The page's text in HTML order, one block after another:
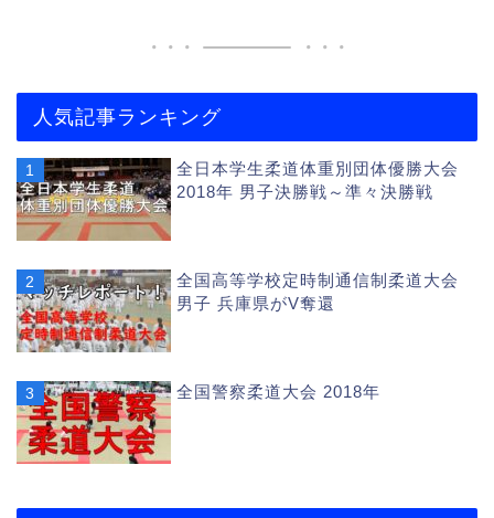
人気記事ランキング
全日本学生柔道体重別団体優勝大会
2018年 男子決勝戦～準々決勝戦
全国高等学校定時制通信制柔道大会
男子 兵庫県がV奪還
全国警察柔道大会 2018年